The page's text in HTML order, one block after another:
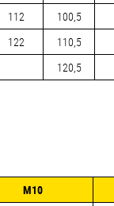
112 100,5
122 110,5
120,5
М10